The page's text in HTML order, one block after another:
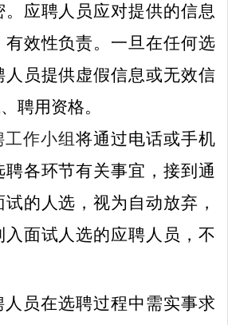
应聘人员应对提供的信息
效性负责。一旦在任何选
员提供虚假信息或无效信
聘用资格。
工作小组将通过电话或手机
聘各环节有关事宜，接到通
的人选，视为自动放弃，
面试人选的应聘人员，不
人员在选聘过程中需实事求